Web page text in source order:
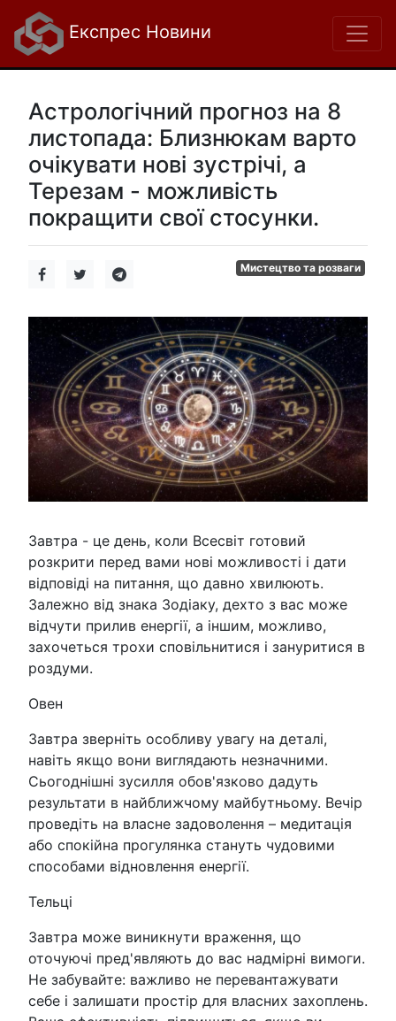
Експрес Новини
Астрологічний прогноз на 8
листопада: Близнюкам варто
очікувати нові зустрічі, а
Терезам - можливість
покращити свої стосунки.
Мистецтво та розваги
Завтра - це день, коли Всесвіт готовий
розкрити перед вами нові можливості і дати
відповіді на питання, що давно хвилюють.
Залежно від знака Зодіаку, дехто з вас може
відчути прилив енергії, а іншим, можливо,
захочеться трохи сповільнитися і зануритися в
роздуми.
Овен
Завтра зверніть особливу увагу на деталі,
навіть якщо вони виглядають незначними.
Сьогоднішні зусилля обов'язково дадуть
результати в найближчому майбутньому. Вечір
проведіть на власне задоволення – медитація
або спокійна прогулянка стануть чудовими
способами відновлення енергії.
Тельці
Завтра може виникнути враження, що
оточуючі пред'являють до вас надмірні вимоги.
Не забувайте: важливо не перевантажувати
себе і залишати простір для власних захоплень.